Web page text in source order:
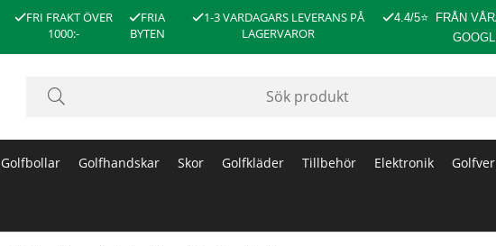
FRI FRAKT ÖVER
1000:-
FRIA
BYTEN
1-3 VARDAGARS LEVERANS PÅ
LAGERVAROR
4.4/5⭐
FRÅN
Golfbollar Golfhandskar Skor Golfkläder Tillbehör Elektronik